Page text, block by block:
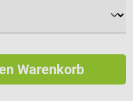
Warenkorb